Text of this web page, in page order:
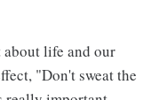
about life and our
"Don't sweat the